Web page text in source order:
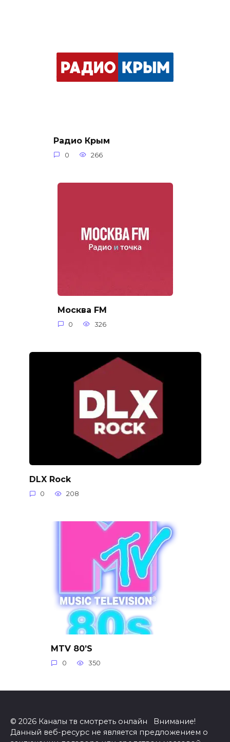
Радио Крым
0 266
Москва FM
0 326
DLX Rock
0 208
MTV 80’S
0 350
© 2026 Каналы тв смотреть онлайн Внимание!
Данный веб-ресурс не является предложением о